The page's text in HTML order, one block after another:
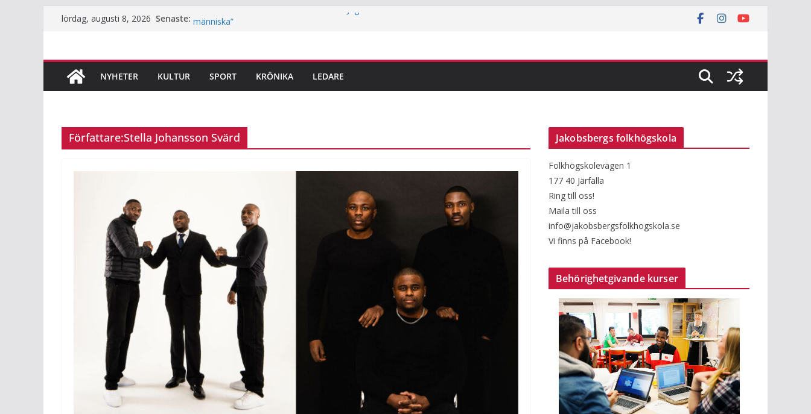
Hoppalördag, augusti 8, 2026 Senaste: Robban är bartendern med Tourettes: “Jag är också bara
innan du klappar dem
Häng med när JiF:s reporter testar parkour
NYHETER KULTUR SPORT KRÖNIKA LEDARE
Författare:Stella Johansson Svärd Jakobsbergs folkhögskola
Folkhögskolevägen 1
177 40 Järfälla
Ring till oss!
Maila till oss
info@jakobsbergsfolkhogskola.se
Vi finns på Facebook!
Behörighetgivande kurser